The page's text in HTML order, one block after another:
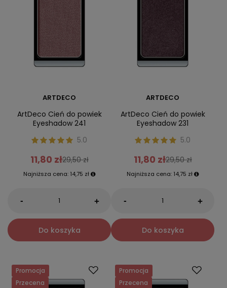
ARTDECO
ArtDeco Cień do powiek
Eyeshadow 241
5.0
11,80 zł29,50 zł
Najniższa cena: 14,75 zł
- +
Do koszyka
ARTDECO
ArtDeco Cień do powiek
Eyeshadow 231
5.0
11,80 zł29,50 zł
Najniższa cena: 14,75 zł
- +
Do koszyka
Promocja
Przecena
Promocja
Przecena